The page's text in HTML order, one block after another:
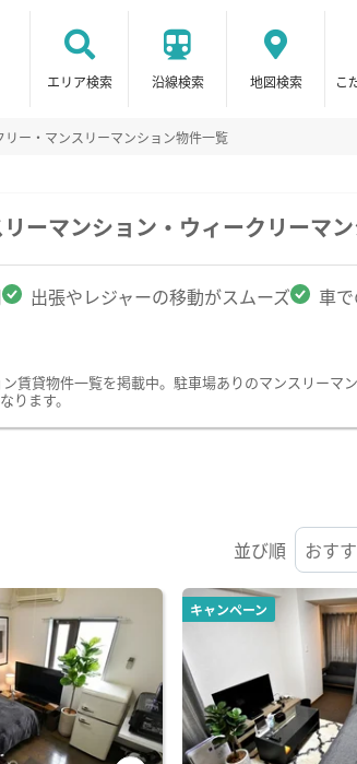
エリア検索 沿線検索 地図検索 こ
リー・マンスリーマンション物件一覧
ーマンション・ウィークリーマ
出張やレジャーの移動がスムーズ 車
賃貸物件一覧を掲載中。駐車場ありのマンスリー
ります。
並び順
キャンペーン